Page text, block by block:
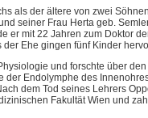
als der ältere von zwei
seiner Frau Herta geb.
er mit 22 Jahren zum Doktor
der Ehe gingen fünf Kinder
und forschte über
der Endolymphe des
dem Tod seines Lehrers
Fakultät Wien und